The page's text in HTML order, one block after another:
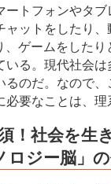
ートフォンやタ
ットをしたり、
、ゲームをした
いる。現代社会
るのだ。なので
要なことは、理
！社会を生
ロジー脳」